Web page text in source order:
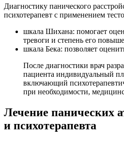
Диагностику панического
психотерапевт с применением
шкала Шихана: помогает
тревоги и степень его
шкала Бека: позволяет
После диагностики врач
пациента индивидуальный
включающий
при необходимости,
Лечение панических
и психотерапевта